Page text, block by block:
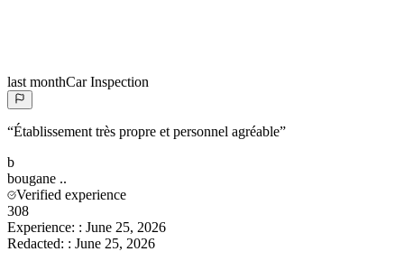
last monthCar Inspection
“Établissement très propre et personnel agréable”
b
bougane ..
Verified experience
308
Experience: : June 25, 2026
Redacted: : June 25, 2026